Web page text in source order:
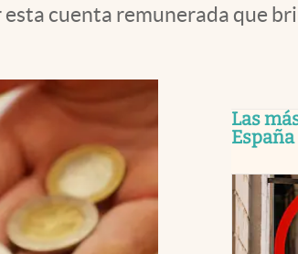
cuenta remunerada que
Las
España